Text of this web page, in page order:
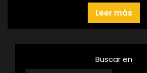
Leer más
Buscar en